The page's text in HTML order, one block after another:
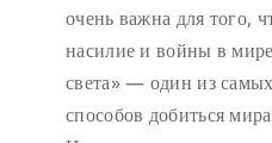
очень важна для того,
насилие и войны в
света» — один из
способов добиться